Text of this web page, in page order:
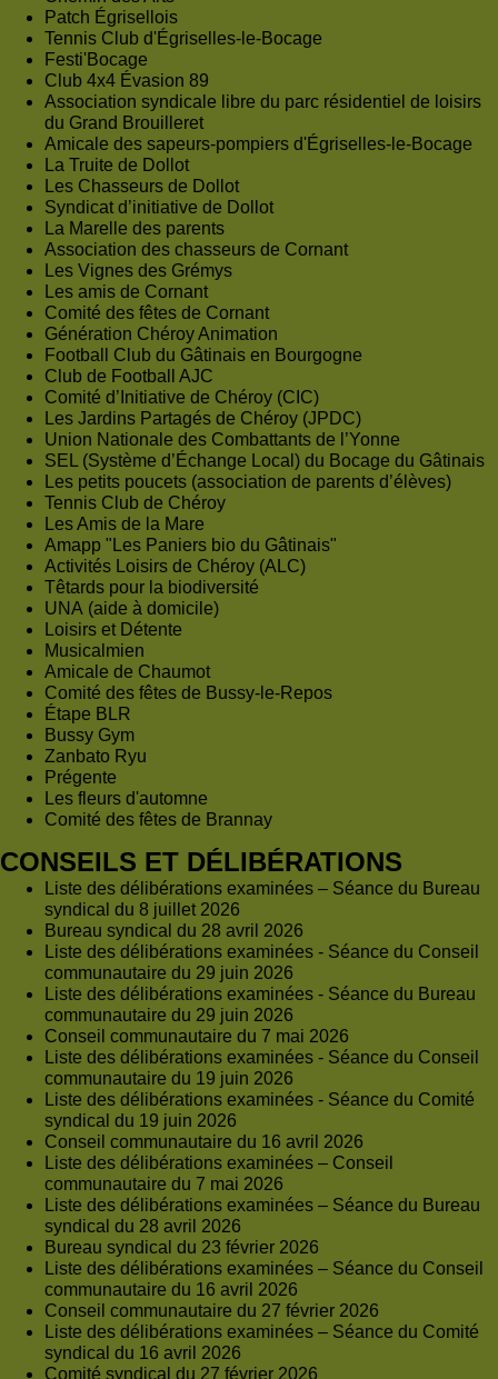
Patch Égrisellois
Tennis Club d'Égriselles-le-Bocage
Festi'Bocage
Club 4x4 Évasion 89
Association syndicale libre du parc résidentiel de loisirs
du Grand Brouilleret
Amicale des sapeurs-pompiers d'Égriselles-le-Bocage
La Truite de Dollot
Les Chasseurs de Dollot
Syndicat d’initiative de Dollot
La Marelle des parents
Association des chasseurs de Cornant
Les Vignes des Grémys
Les amis de Cornant
Comité des fêtes de Cornant
Génération Chéroy Animation
Football Club du Gâtinais en Bourgogne
Club de Football AJC
Comité d’Initiative de Chéroy (CIC)
Les Jardins Partagés de Chéroy (JPDC)
Union Nationale des Combattants de l’Yonne
SEL (Système d’Échange Local) du Bocage du Gâtinais
Les petits poucets (association de parents d’élèves)
Tennis Club de Chéroy
Les Amis de la Mare
Amapp "Les Paniers bio du Gâtinais"
Activités Loisirs de Chéroy (ALC)
Têtards pour la biodiversité
UNA (aide à domicile)
Loisirs et Détente
Musicalmien
Amicale de Chaumot
Comité des fêtes de Bussy-le-Repos
Étape BLR
Bussy Gym
Zanbato Ryu
Prégente
Les fleurs d'automne
Comité des fêtes de Brannay
CONSEILS ET DÉLIBÉRATIONS
Liste des délibérations examinées – Séance du Bureau
syndical du 8 juillet 2026
Bureau syndical du 28 avril 2026
Liste des délibérations examinées - Séance du Conseil
communautaire du 29 juin 2026
Liste des délibérations examinées - Séance du Bureau
communautaire du 29 juin 2026
Conseil communautaire du 7 mai 2026
Liste des délibérations examinées - Séance du Conseil
communautaire du 19 juin 2026
Liste des délibérations examinées - Séance du Comité
syndical du 19 juin 2026
Conseil communautaire du 16 avril 2026
Liste des délibérations examinées – Conseil
communautaire du 7 mai 2026
Liste des délibérations examinées – Séance du Bureau
syndical du 28 avril 2026
Bureau syndical du 23 février 2026
Liste des délibérations examinées – Séance du Conseil
communautaire du 16 avril 2026
Conseil communautaire du 27 février 2026
Liste des délibérations examinées – Séance du Comité
syndical du 16 avril 2026
Comité syndical du 27 février 2026